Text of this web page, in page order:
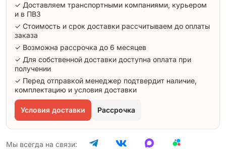
✓ Доставляем транспортными компаниями, курьером
и в ПВЗ
✓ Стоимость и срок доставки рассчитываем до оплаты
заказа
✓ Возможна рассрочка до 6 месяцев
✓ Для собственной доставки доступна оплата при
получении
✓ Перед отправкой менеджер подтвердит наличие,
комплектацию и условия доставки
Условия доставки Рассрочка
Мы всегда на связи: